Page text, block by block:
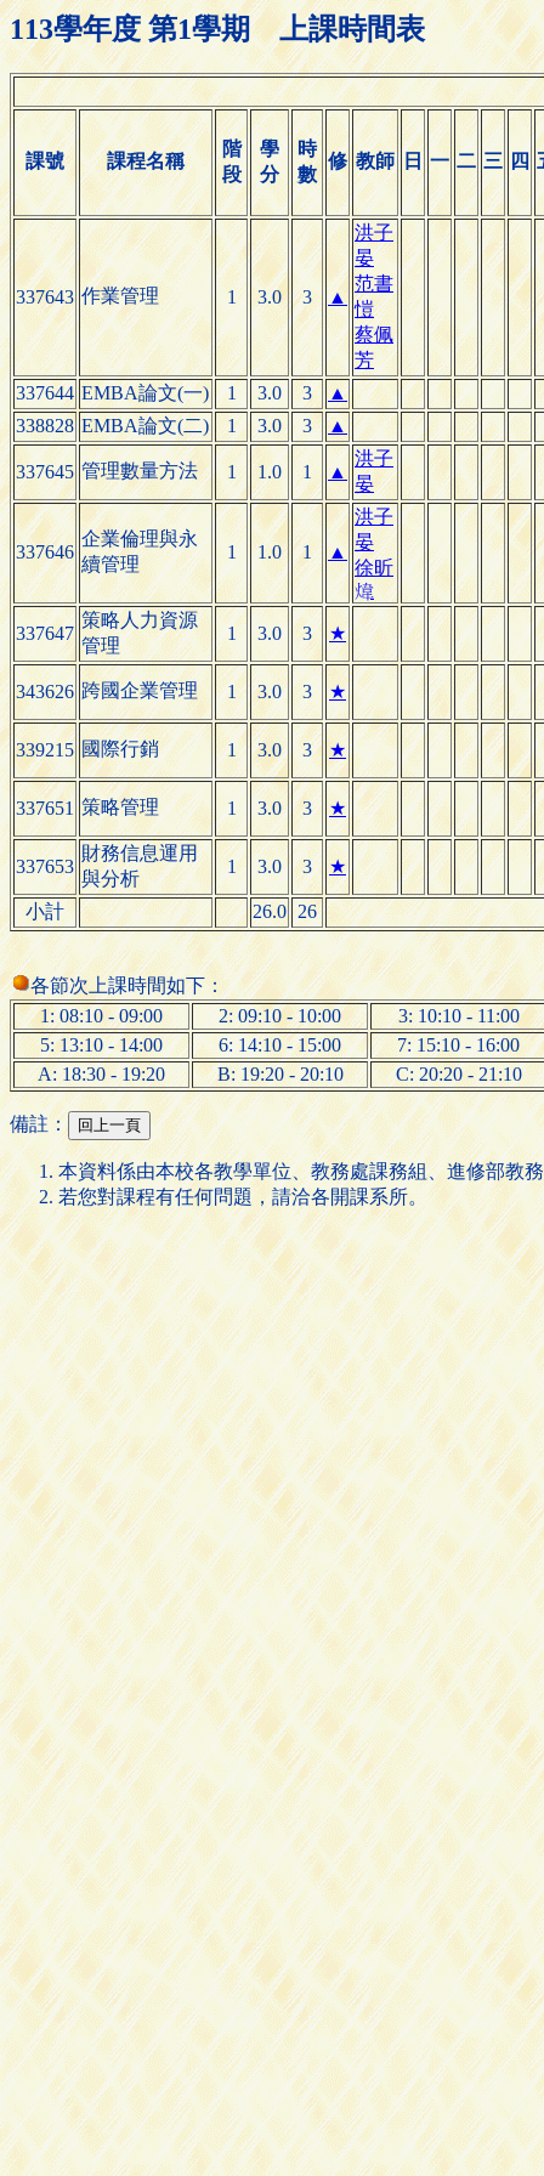
113學年度 第1學期 上課時間表
課號 課程名稱
階
段
學
分
時
數
修 教師 日 一 二 三 四
337643 作業管理 1 3.0 3 ▲
洪子
晏
范書
愷
蔡佩
芳
337644 EMBA論文(一) 1 3.0 3
▲
338828 EMBA論文(二) 1 3.0 3 ▲
337645 管理數量方法 1 1.0 1 ▲
洪子
晏
337646
企業倫理與永
續管理
1 1.0 1 ▲
洪子
晏
徐昕

337647
策略人力資源
管理
1 3.0 3 ★
343626 跨國企業管理 1 3.0 3 ★
339215 國際行銷 1 3.0 3 ★
337651 策略管理 1 3.0 3 ★
337653
財務信息運用
與分析
1 3.0 3 ★
小計 26.0 26
各節次上課時間如下：
1: 08:10 - 09:00
2: 09:10 - 10:00
3: 10:10 - 11:00
5: 13:10 - 14:00
6: 14:10 - 15:00
7: 15:10 - 16:00
A: 18:30 - 19:20
B: 19:20 - 20:10 C: 20:20 - 21:10
備註：
本資料係由本校各教學單位、教務處課務組、進修部教
若您對課程有任何問題，請洽各開課系所。